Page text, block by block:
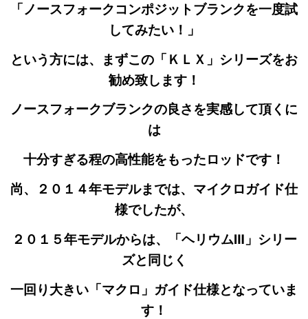
「ノースフォークコンポジットブランクを一度試
してみたい！」
という方には、まずこの「ＫＬＸ」シリーズをお
勧め致します！
ノースフォークブランクの良さを実感して頂くに
は
十分すぎる程の高性能をもったロッドです！
尚、２０１４年モデルまでは、マイクロガイド仕
様でしたが、
２０１５年モデルからは、「ヘリウムⅢ」シリー
ズと同じく
一回り大きい「マクロ」ガイド仕様となっていま
す！